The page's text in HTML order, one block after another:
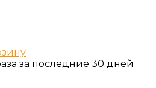
за последние 30 дней